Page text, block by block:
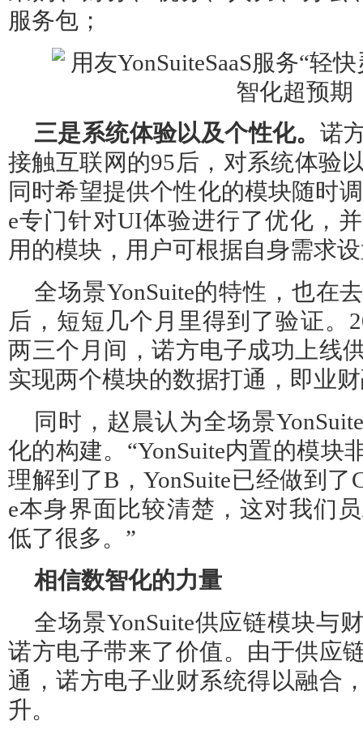
服务包；
三是系统体验以及个性化。 诺
接触互联网的95后，对系统体验
同时希望提供个性化的模块随时
e专门针对UI体验进行了优化，
用的模块，用户可根据自身需求
全场景YonSuite的特性，也在
后，短短几个月里得到了验证。
两三个月间，诺方电子成功上线
实现两个模块的数据打通，即业
同时，赵晨认为全场景
化的构建。“YonSuite内置的模块
理解到了B，YonSuite已经做到了
e本身界面比较清楚，这对我们
低了很多。”
相信数智化的力量
全场景YonSuite供应链模块与
诺方电子带来了价值。由于供应
通，诺方电子业财系统得以融合
升。